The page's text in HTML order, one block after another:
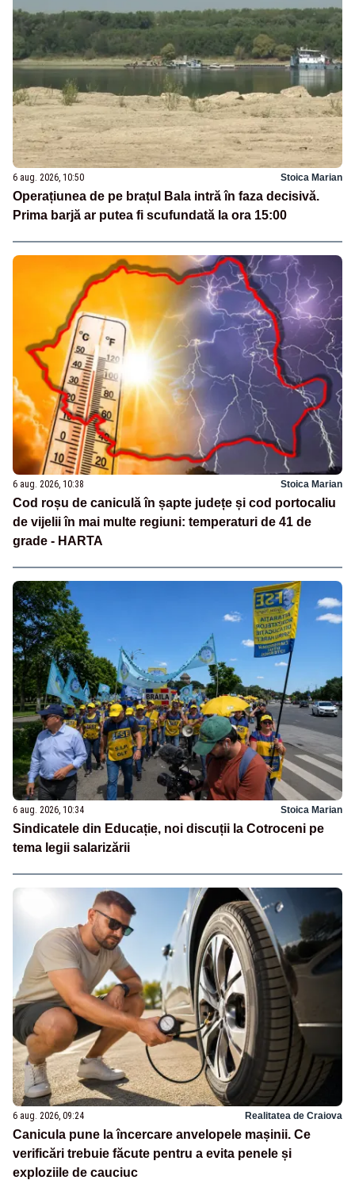
6 aug. 2026, 10:50 Stoica Marian
Operațiunea de pe brațul Bala intră în faza decisivă.
Prima barjă ar putea fi scufundată la ora 15:00
6 aug. 2026, 10:38 Stoica Marian
Cod roșu de caniculă în șapte județe și cod portocaliu
de vijelii în mai multe regiuni: temperaturi de 41 de
grade - HARTA
6 aug. 2026, 10:34 Stoica Marian
Sindicatele din Educație, noi discuții la Cotroceni pe
tema legii salarizării
6 aug. 2026, 09:24 Realitatea de Craiova
Canicula pune la încercare anvelopele mașinii. Ce
verificări trebuie făcute pentru a evita penele și
exploziile de cauciuc